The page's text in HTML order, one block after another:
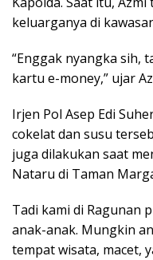
keluarganya di
“Enggak nyangka sih,
kartu e-money,” ujar
Irjen Pol Asep Edi
cokelat dan susu
juga dilakukan saat
Nataru di Taman
Tadi kami di Ragunan
anak-anak. Mungkin
tempat wisata, macet,